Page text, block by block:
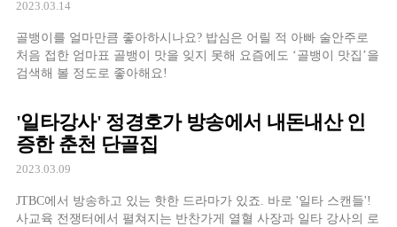
2023.03.14
골뱅이를 얼마만큼 좋아하시나요? 밥심은 어릴 적 아빠 술안주로
처음 접한 엄마표 골뱅이 맛을 잊지 못해 요즘에도 ‘골뱅이 맛집’을
검색해 볼 정도로 좋아해요!
'일타강사' 정경호가 방송에서 내돈내산 인
증한 춘천 단골집
2023.03.09
JTBC에서 방송하고 있는 핫한 드라마가 있죠. 바로 '일타 스캔들'!
사교육 전쟁터에서 펼쳐지는 반찬가게 열혈 사장과 일타 강사의 로